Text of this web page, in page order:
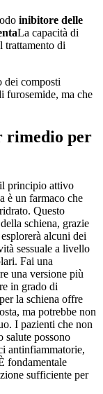
inibitore delle
La capacità di
trattamento di
dei composti
furosemide, ma che
per
principio attivo
un farmaco che
Questo
schiena, grazie
alcuni dei
sessuale a livello
Fai una
una versione più
in grado di
la schiena offre
ma potrebbe non
I pazienti che non
salute possono
antinfiammatorie,
fondamentale
sufficiente per